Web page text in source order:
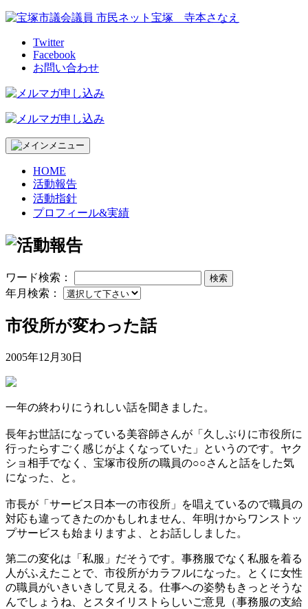
Skip
contentTwitter
Facebook
お問い合わせ
HOME
活動報告
活動指針
プロフィール&実績
ワード検索： 検索
年月検索：
市役所が変わった話
2005年12月30日
一年の終わりにうれしい話を聞きました。
長年お世話になっている美容師さんが「久しぶりに市役所に
行ったらすごく感じがよくなっていた」というのです。ヤク
ショ相手でなく、宝塚市役所の職員の○○さんと話をした気
になった、と。
市長が「サービス日本一の市役所」を唱えているので職員の
対応も違ってきたのかもしれません、年明けからワンストッ
プサービスも始まりますよ、とお話ししました。
第二の変化は「私服」だそうです。事務服でなく私服を着る
人がふえたことで、市役所がカラフルになった。とくに女性
の職員がいきいきして見える。仕事への姿勢もきっとそうな
んでしょうね、とスタイリストらしいご意見（事務服の支給